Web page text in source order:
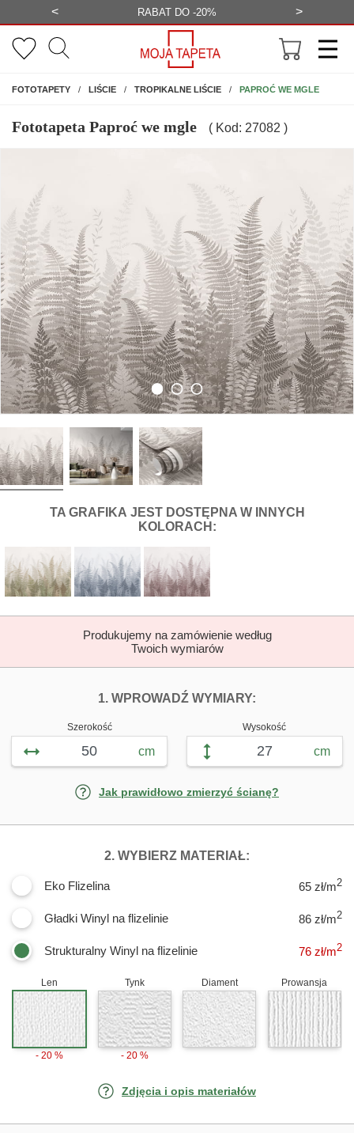
< BEZPŁATNA WIZUALIZACJA >
FOTOTAPETYNA ŚCIANĘ
LIŚCIE TROPIKALNE LIŚCIE PAPROĆ WE MGLE
Fototapeta Paproć we mgle ( Kod: 27082 )
TA GRAFIKADLA FOTOTAPETY PAPROĆ WE
JEST DOSTĘPNA W INNYCH
KOLORACH:
Produkujemy na zamówienie według
Twoich wymiarów
1. WPROWADŹ WYMIARY:
Szerokość
cm
Wysokość
cm
Jak prawidłowo zmierzyć ścianę?
2. WYBIERZ MATERIAŁ:
Eko Flizelina 65 zł/m2
Gładki Winyl na flizelinie 86 zł/m2
Strukturalny Winyl na flizelinie 76 zł/m2
Len
- 20 %
Tynk
- 20 %
Diament Prowansja
Zdjęcia i opis materiałów